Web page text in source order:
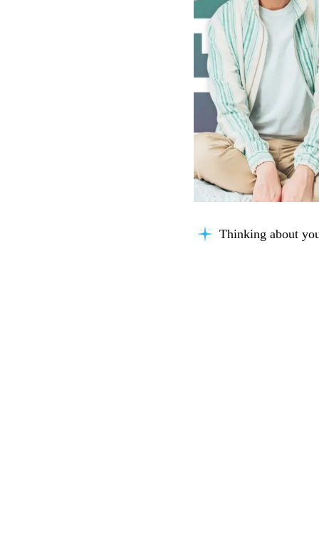
Thinking about